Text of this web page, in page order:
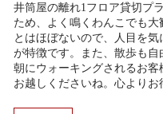
井筒屋の離れ1フロア貸切プ
ため、よく鳴くわんこでも
とはほぼないので、人目を
が特徴です。また、散歩も
朝にウォーキングされるお
お越しくださいね。心よりお